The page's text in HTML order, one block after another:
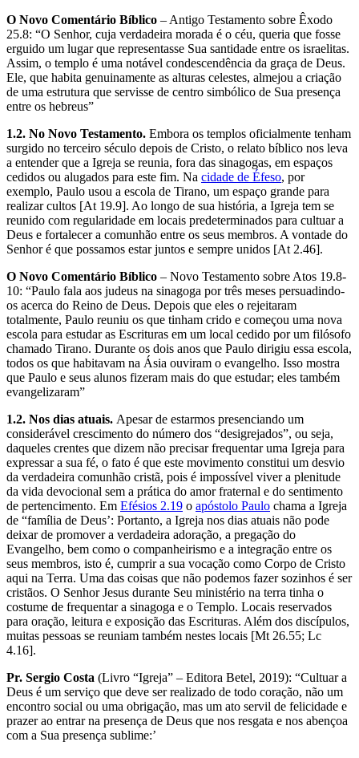
O Novo Comentário Bíblico – Antigo Testamento sobre Êxodo
25.8: “O Senhor, cuja verdadeira morada é o céu, queria que fosse
erguido um lugar que representasse Sua santidade entre os israelitas.
Assim, o templo é uma notável condescendência da graça de Deus.
Ele, que habita genuinamente as alturas celestes, almejou a criação
de uma estrutura que servisse de centro simbólico de Sua presença
entre os hebreus”
1.2. No Novo Testamento. Embora os templos oficialmente tenham
surgido no terceiro século depois de Cristo, o relato bíblico nos leva
a entender que a Igreja se reunia, fora das sinagogas, em espaços
cedidos ou alugados para este fim. Na cidade de Éfeso, por
exemplo, Paulo usou a escola de Tirano, um espaço grande para
realizar cultos [At 19.9]. Ao longo de sua história, a Igreja tem se
reunido com regularidade em locais predeterminados para cultuar a
Deus e fortalecer a comunhão entre os seus membros. A vontade do
Senhor é que possamos estar juntos e sempre unidos [At 2.46].
O Novo Comentário Bíblico – Novo Testamento sobre Atos 19.8-
10: “Paulo fala aos judeus na sinagoga por três meses persuadindo-
os acerca do Reino de Deus. Depois que eles o rejeitaram
totalmente, Paulo reuniu os que tinham crido e começou uma nova
escola para estudar as Escrituras em um local cedido por um filósofo
chamado Tirano. Durante os dois anos que Paulo dirigiu essa escola,
todos os que habitavam na Ásia ouviram o evangelho. Isso mostra
que Paulo e seus alunos fizeram mais do que estudar; eles também
evangelizaram”
1.2. Nos dias atuais. Apesar de estarmos presenciando um
considerável crescimento do número dos “desigrejados”, ou seja,
daqueles crentes que dizem não precisar frequentar uma Igreja para
expressar a sua fé, o fato é que este movimento constitui um desvio
da verdadeira comunhão cristã, pois é impossível viver a plenitude
da vida devocional sem a prática do amor fraternal e do sentimento
de pertencimento. Em Efésios 2.19 o apóstolo Paulo chama a Igreja
de “família de Deus’: Portanto, a Igreja nos dias atuais não pode
deixar de promover a verdadeira adoração, a pregação do
Evangelho, bem como o companheirismo e a integração entre os
seus membros, isto é, cumprir a sua vocação como Corpo de Cristo
aqui na Terra. Uma das coisas que não podemos fazer sozinhos é ser
cristãos. O Senhor Jesus durante Seu ministério na terra tinha o
costume de frequentar a sinagoga e o Templo. Locais reservados
para oração, leitura e exposição das Escrituras. Além dos discípulos,
muitas pessoas se reuniam também nestes locais [Mt 26.55; Lc
4.16].
Pr. Sergio Costa (Livro “Igreja” – Editora Betel, 2019): “Cultuar a
Deus é um serviço que deve ser realizado de todo coração, não um
encontro social ou uma obrigação, mas um ato servil de felicidade e
prazer ao entrar na presença de Deus que nos resgata e nos abençoa
com a Sua presença sublime:’